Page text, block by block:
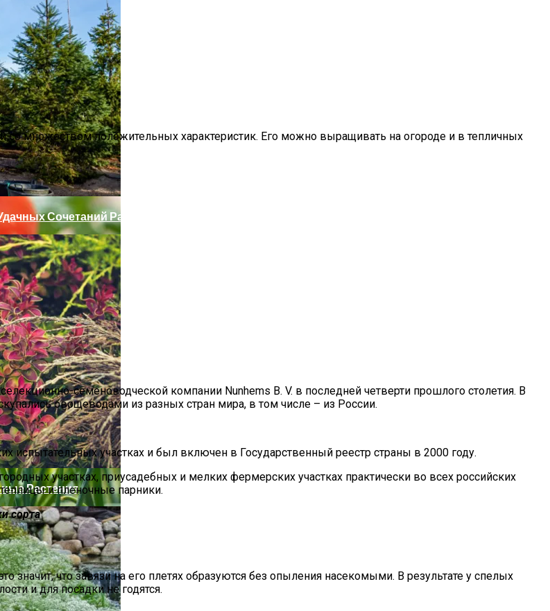
Внесения
Сочетаний Растений
Растения
со множеством положительных характеристик. Его можно выращивать на огороде и в тепличных
семеноводческой компании Nunhems B. V. в последней четверти прошлого столетия. В
овощеводами из разных стран мира, в том числе – из России.
испытательных участках и был включен в Государственный реестр страны в 2000 году.
участках, приусадебных и мелких фермерских участках практически во всех российских
и пленочные парники.
сорта
значит, что завязи на его плетях образуются без опыления насекомыми. В результате у спелых
и для посадки не годятся.